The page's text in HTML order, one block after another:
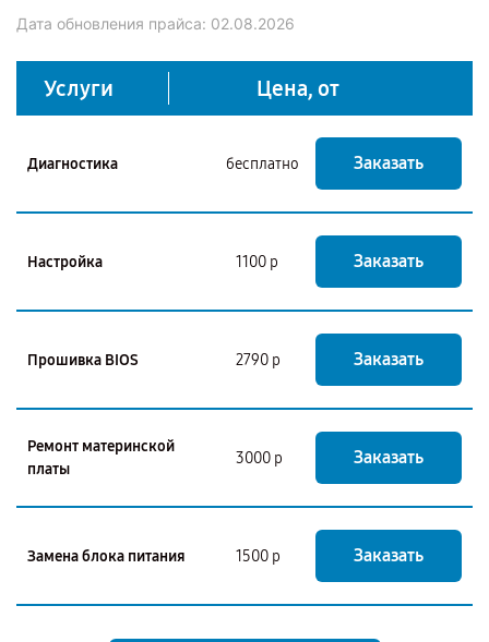
Дата обновления прайса: 02.08.2026
Услуги Цена, от
Диагностика бесплатно Заказать
Настройка 1100 р Заказать
Прошивка BIOS 2790 р Заказать
Ремонт материнской
платы
3000 р Заказать
Замена блока питания 1500 р Заказать